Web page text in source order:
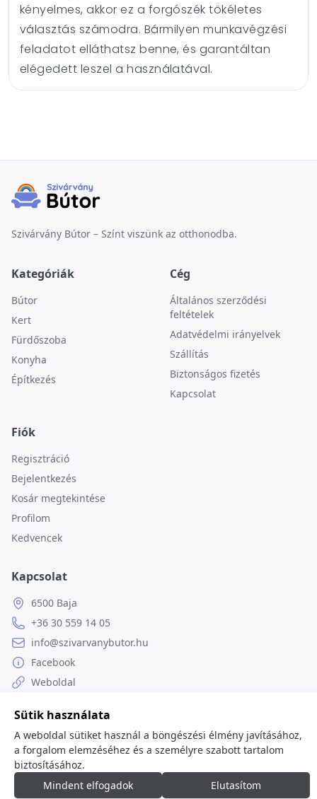
kényelmes, akkor ez a forgószék tökéletes
választás számodra. Bármilyen munkavégzési
feladatot elláthatsz benne, és garantáltan
elégedett leszel a használatával.
Szivárvány Bútor – Színt viszünk az otthonodba.
Kategóriák
Bútor
Kert
Fürdőszoba
Konyha
Építkezés
Cég
Általános szerződési
feltételek
Adatvédelmi irányelvek
Szállítás
Biztonságos fizetés
Kapcsolat
Fiók
Regisztráció
Bejelentkezés
Kosár megtekintése
Profilom
Kedvencek
Kapcsolat
6500 Baja
+36 30 559 14 05
info@szivarvanybutor.hu
Facebook
Weboldal
© 2026minden jog fenntartva.
Sütik használata
A weboldal sütiket használ a böngészési élmény javításához,
a forgalom elemzéséhez és a személyre szabott tartalom
biztosításához.
Mindent elfogadok
Elutasítom